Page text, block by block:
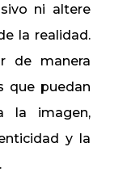
ni altere
la realidad.
de manera
que puedan
la imagen,
y la